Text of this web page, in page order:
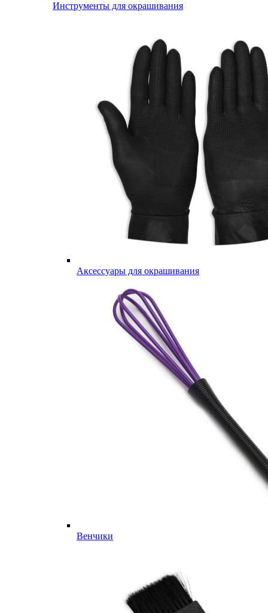
Инструменты для окрашивания
Аксессуары для окрашивания
Венчики